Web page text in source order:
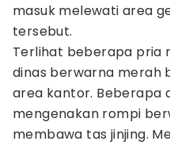
masuk melewati area
tersebut.
Terlihat beberapa pria
dinas berwarna merah
area kantor. Beberapa
mengenakan rompi
membawa tas jinjing.